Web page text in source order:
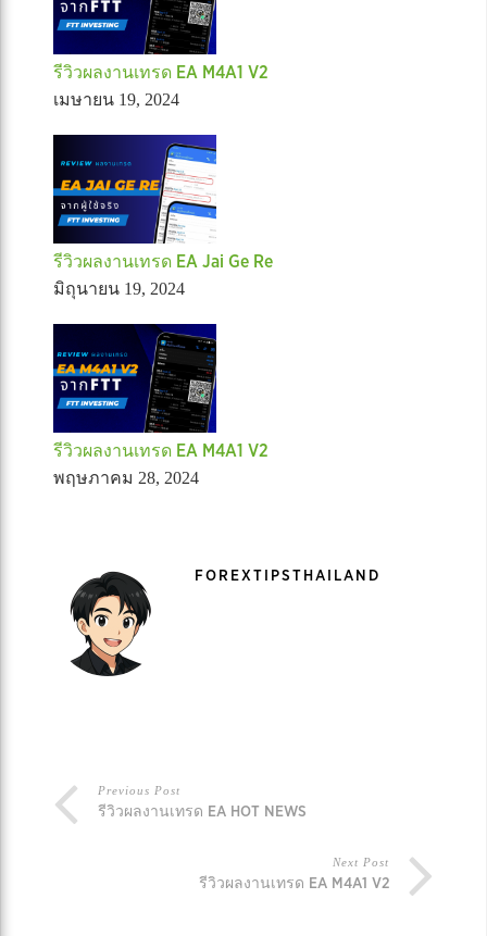
รีวิวผลงานเทรด EA M4A1 V2
เมษายน 19, 2024
รีวิวผลงานเทรด EA Jai Ge Re
มิถุนายน 19, 2024
รีวิวผลงานเทรด EA M4A1 V2
พฤษภาคม 28, 2024
FOREXTIPSTHAILAND
Previous Post
รีวิวผลงานเทรด EA HOT NEWS
Next Post
รีวิวผลงานเทรด EA M4A1 V2